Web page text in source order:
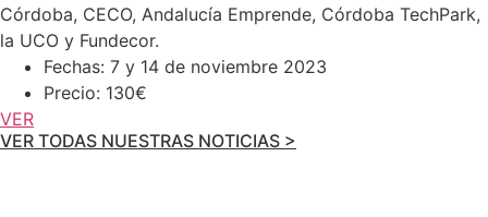
Córdoba, CECO, Andalucía Emprende, Córdoba TechPark,
la UCO y Fundecor.
Fechas: 7 y 14 de noviembre 2023
Precio: 130€
VER
VER TODAS NUESTRAS NOTICIAS >